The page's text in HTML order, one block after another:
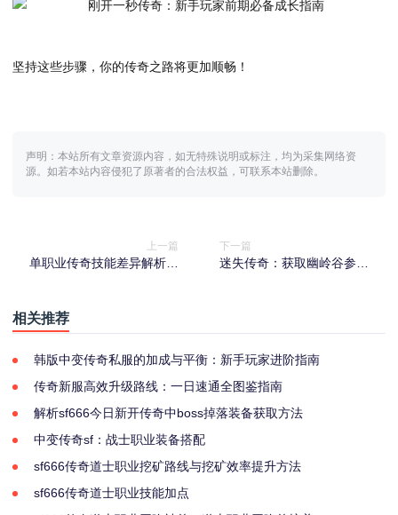
坚持这些步骤，你的传奇之路将更加顺畅！
声明：本站所有文章资源内容，如无特殊说明或标注，均为采集网络资
源。如若本站内容侵犯了原著者的合法权益，可联系本站删除。
上一篇
单职业传奇技能差异解析：
下一篇
迷失传奇：获取幽岭谷参赛
相关推荐
韩版中变传奇私服的加成与平衡：新手玩家进阶指南
传奇新服高效升级路线：一日速通全图鉴指南
解析sf666今日新开传奇中boss掉落装备获取方法
中变传奇sf：战士职业装备搭配
sf666传奇道士职业挖矿路线与挖矿效率提升方法
sf666传奇道士职业技能加点